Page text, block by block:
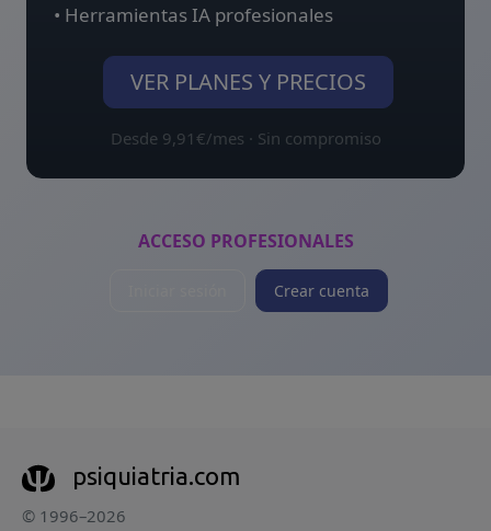
• Herramientas IA profesionales
VER PLANES Y PRECIOS
Desde 9,91€/mes · Sin compromiso
ACCESO PROFESIONALES
Crear cuenta
psiquiatria.com
© 1996–2026